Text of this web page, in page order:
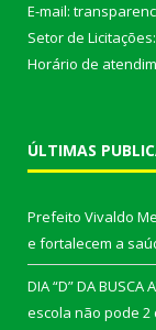
E-mail:
Setor de
Horário de
ÚLTIMAS
Prefeito Vivaldo
e fortalecem a
DIA “D” DA
escola não pode 2